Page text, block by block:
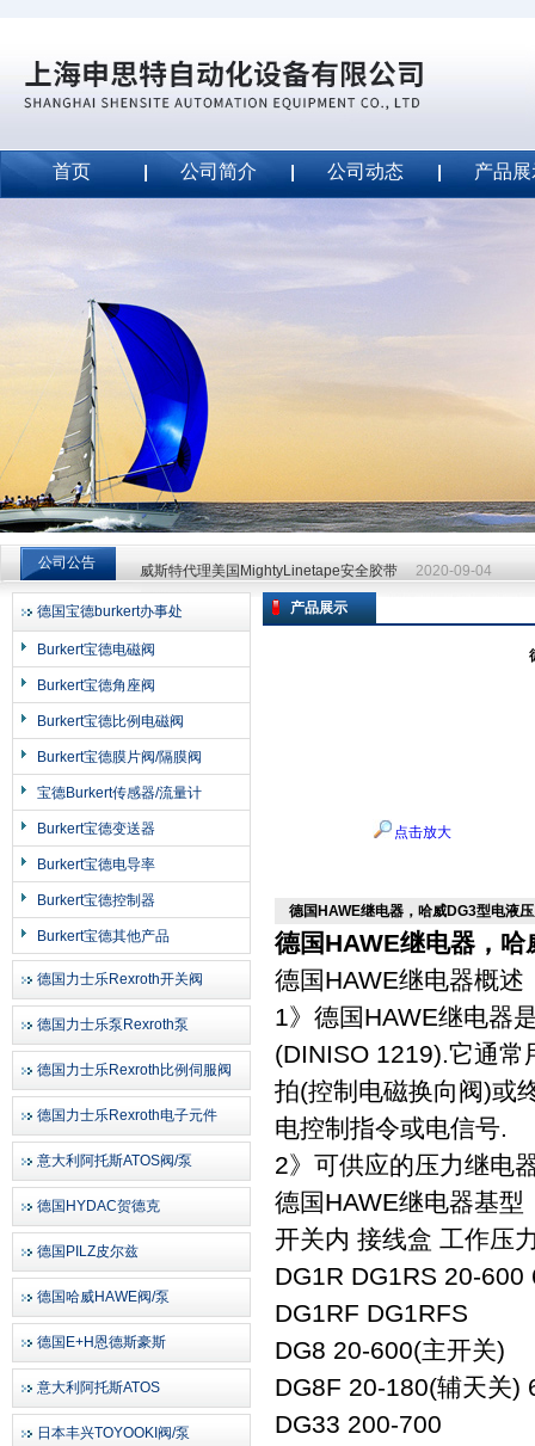
上海申思特自动化设备有限公司
首页 公司简介 公司动态 产品
公司公告
威斯特代理美国MightyLinetape安全胶带 2020-09-04
威斯特代理美国MightyLinetape安全胶带 2020-09-04
威斯特代理美国MightyLinetape安全胶带
德国宝德burkert办事处
Burkert宝德电磁阀
Burkert宝德角座阀
Burkert宝德比例电磁阀
Burkert宝德膜片阀/隔膜阀
宝德Burkert传感器/流量计
Burkert宝德变送器
Burkert宝德电导率
Burkert宝德控制器
Burkert宝德其他产品
德国力士乐Rexroth开关阀
德国力士乐泵Rexroth泵
德国力士乐Rexroth比例伺服阀
德国力士乐Rexroth电子元件
意大利阿托斯ATOS阀/泵
德国HYDAC贺德克
德国PILZ皮尔兹
德国哈威HAWE阀/泵
德国E+H恩德斯豪斯
意大利阿托斯ATOS
日本丰兴TOYOOKI阀/泵
产品展示
点击放大
德国HAWE继电器，哈威DG3型电液
德国HAWE继电器，
德国HAWE继电器概述
1》德国HAWE继电器
(DINISO 1219).它通常
拍(控制电磁换向阀)或
电控制指令或电信号.
2》可供应的压力继电
德国HAWE继电器基型
开关内 接线盒 工作压
DG1R DG1RS 20-600
DG1RF DG1RFS
DG8 20-600(主开关)
DG8F 20-180(辅天关)
DG33 200-700